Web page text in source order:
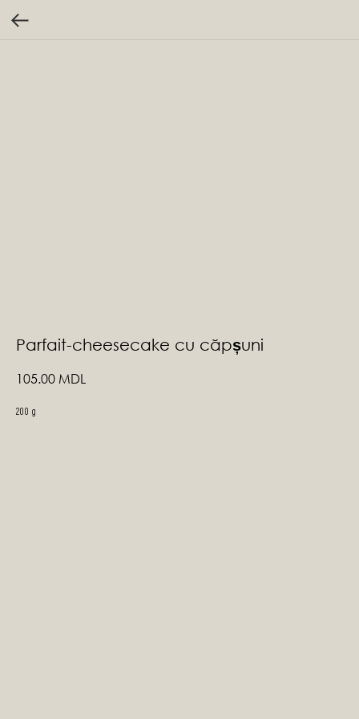
Parfait-cheesecake cu căpșuni
105.00 MDL
200 g